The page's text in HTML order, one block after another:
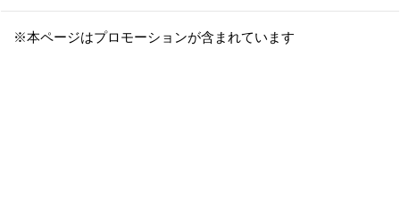
※本ページはプロモーションが含まれています